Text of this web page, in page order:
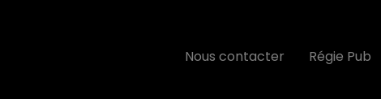
Nous contacter Régie Pub